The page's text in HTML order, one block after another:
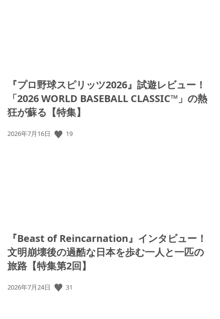
『プロ野球スピリッツ2026』試遊レビュー！
「2026 WORLD BASEBALL CLASSIC™」の熱
狂が蘇る【特集】
公
2026年7月16日 19
『Beast of Reincarnation』インタビュー！
文明崩壊後の過酷な日本を歩む一人と一匹の
旅路【特集第2回】
公
2026年7月24日 31